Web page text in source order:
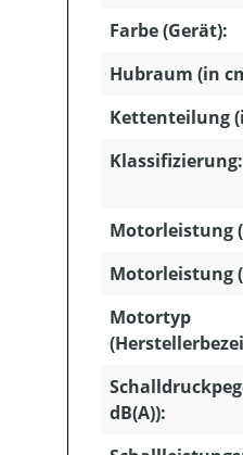
Farbe (Gerät):
Hubraum (in
Kettenteilung
Klassifizierung:
Motorleistung
Motorleistung
Motortyp
dB(A)):